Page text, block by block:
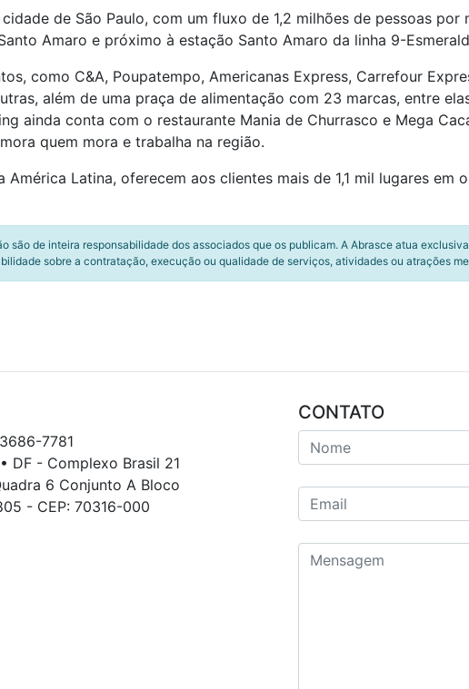
de São Paulo, com um fluxo de 1,2 milhões de pessoas por
Amaro e próximo à estação Santo Amaro da linha 9-
como C&A, Poupatempo, Americanas Express, Carrefour
além de uma praça de alimentação com 23 marcas, entre
ainda conta com o restaurante Mania de Churrasco e Mega
quem mora e trabalha na região.
Latina, oferecem aos clientes mais de 1,1 mil lugares em
são de inteira responsabilidade dos associados que os publicam. A Abrasce atua
sobre a contratação, execução ou qualidade de serviços, atividades ou atrações
7781
DF - Complexo Brasil 21
6 Conjunto A Bloco
- CEP: 70316-000
CONTATO